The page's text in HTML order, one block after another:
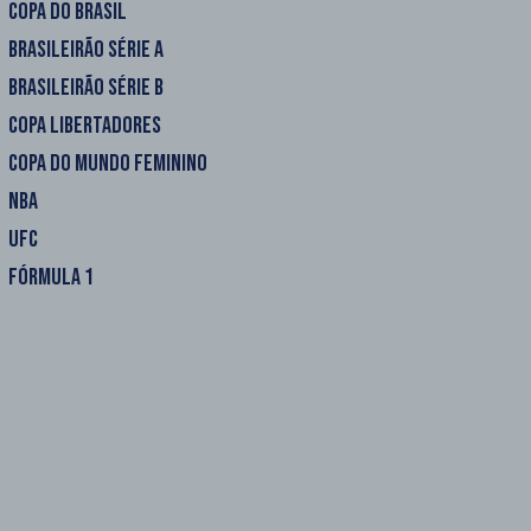
COPA DO BRASIL
BRASILEIRÃO SÉRIE A
BRASILEIRÃO SÉRIE B
COPA LIBERTADORES
COPA DO MUNDO FEMININO
NBA
UFC
FÓRMULA 1